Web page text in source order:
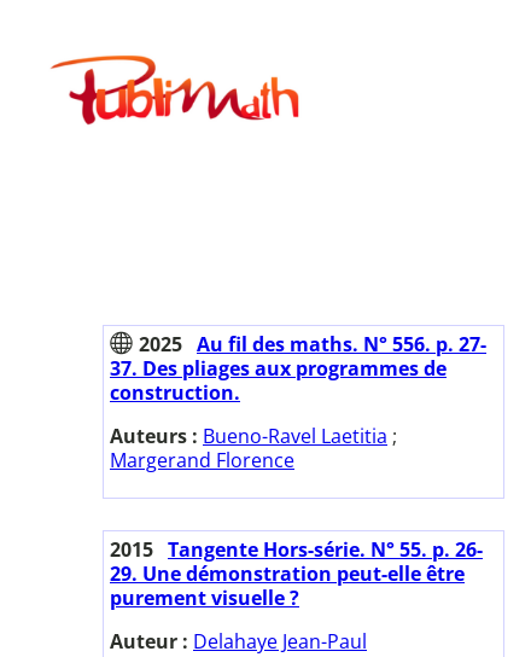
contenuPublimath
2025 Au fil des maths. N° 556. p. 27-
37. Des pliages aux programmes de
construction.
Auteurs : Bueno-Ravel Laetitia ;
Margerand Florence
2015 Tangente Hors-série. N° 55. p. 26-
29. Une démonstration peut-elle être
purement visuelle ?
Auteur : Delahaye Jean-Paul